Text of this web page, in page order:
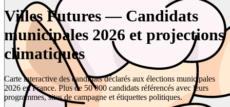
Villes Futures — Candidats
municipales 2026 et projections
climatiques
Carte interactive des candidats déclarés aux élections municipales
2026 en France. Plus de 50 000 candidats référencés avec leurs
programmes, sites de campagne et étiquettes politiques.